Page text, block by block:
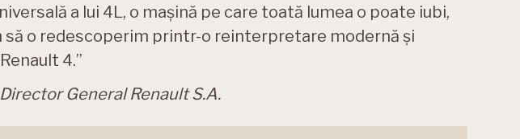
a lui 4L, o mașină pe care toată lumea o poate iubi,
să o redescoperim printr-o reinterpretare modernă și
4.”
General Renault S.A.